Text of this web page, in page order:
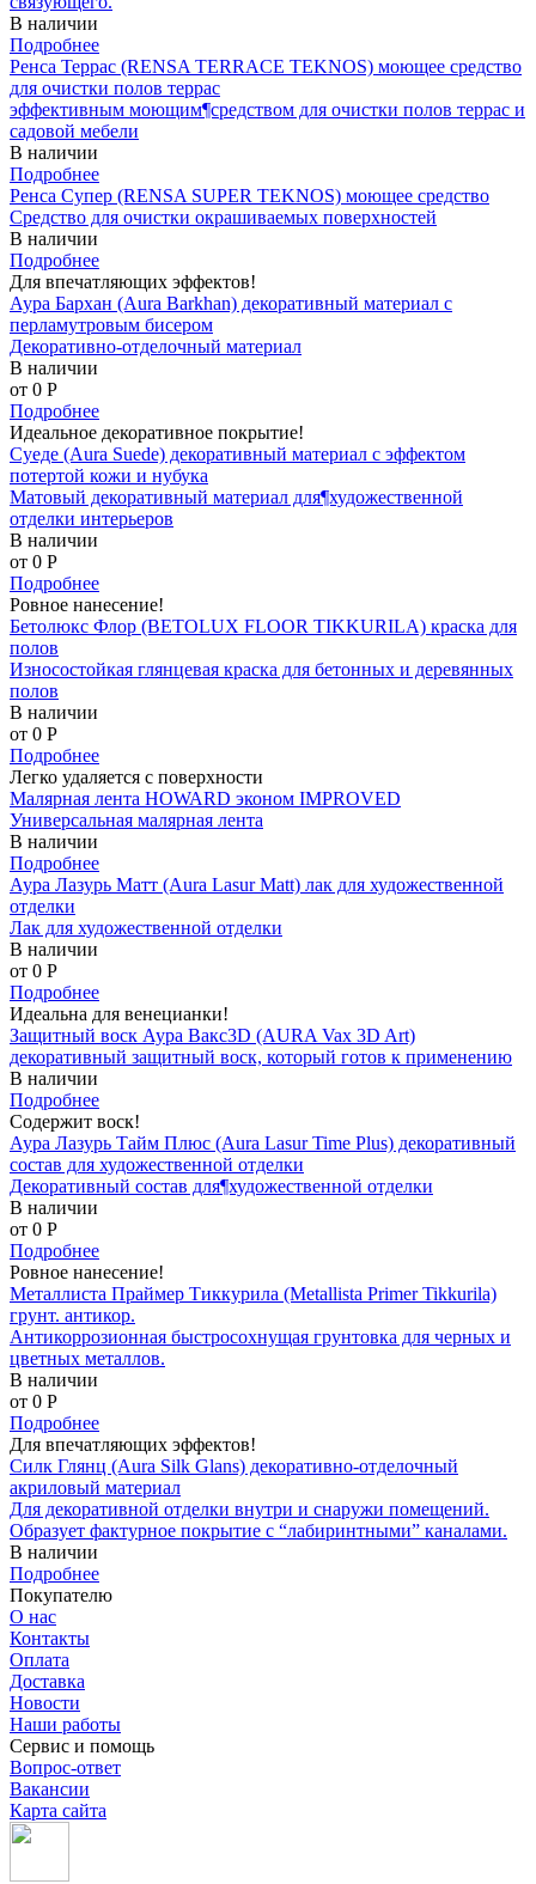
В наличии
Подробнее
Ренса Террас (RENSA TERRACE TEKNOS) моющее средство
для очистки полов террас
эффективным моющим¶средством для очистки полов террас и
садовой мебели
В наличии
Подробнее
Ренса Супер (RENSA SUPER TEKNOS) моющее средство
Средство для очистки окрашиваемых поверхностей
В наличии
Подробнее
Для впечатляющих эффектов!
Аура Бархан (Aura Barkhan) декоративный материал с
перламутровым бисером
Декоративно-отделочный материал
В наличии
от 0 P
Подробнее
Идеальное декоративное покрытие!
Суеде (Aura Suede) декоративный материал с эффектом
потертой кожи и нубука
Матовый декоративный материал для¶художественной
отделки интерьеров
В наличии
от 0 P
Подробнее
Ровное нанесение!
Бетолюкс Флор (BETOLUX FLOOR TIKKURILA) краска для
полов
Износостойкая глянцевая краска для бетонных и деревянных
полов
В наличии
от 0 P
Подробнее
Легко удаляется с поверхности
Малярная лента HOWARD эконом IMPROVED
Универсальная малярная лента
В наличии
Подробнее
Аура Лазурь Матт (Aura Lasur Matt) лак для художественной
отделки
Лак для художественной отделки
В наличии
от 0 P
Подробнее
Идеальна для венецианки!
Защитный воск Аура Вакс3D (AURA Vax 3D Art)
декоративный защитный воск, который готов к применению
В наличии
Подробнее
Содержит воск!
Аура Лазурь Тайм Плюс (Aura Lasur Time Plus) декоративный
состав для художественной отделки
Декоративный состав для¶художественной отделки
В наличии
от 0 P
Подробнее
Ровное нанесение!
Металлиста Праймер Тиккурила (Metallista Primer Tikkurila)
грунт. антикор.
Антикоррозионная быстросохнущая грунтовка для черных и
цветных металлов.
В наличии
от 0 P
Подробнее
Для впечатляющих эффектов!
Силк Глянц (Aura Silk Glans) декоративно-отделочный
акриловый материал
Для декоративной отделки внутри и снаружи помещений.
Образует фактурное покрытие с “лабиринтными” каналами.
В наличии
Подробнее
Покупателю
О нас
Контакты
Оплата
Доставка
Новости
Наши работы
Сервис и помощь
Вопрос-ответ
Вакансии
Карта сайта